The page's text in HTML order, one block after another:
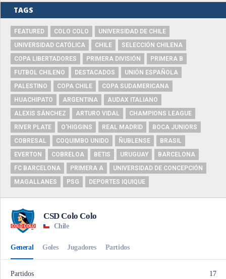
TAGS
FEATURED COLO COLO
UNIVERSIDAD DE CHILE
UNIVERSIDAD CATÓLICA
CHILE
SELECCIÓN CHILENA
COPA LIBERTADORES
PRIMERA DIVISIÓN
PRIMERA B
FUTBOL CHILENO
DESTACADOS
UNIÓN ESPAÑOLA
PALESTINO
COPA CHILE
COPA SUDAMERICANA
HUACHIPATO
ARGENTINA
AUDAX ITALIANO
ALEXIS SÁNCHEZ
ARTURO VIDAL
CHAMPIONS LEAGUE
RIVER PLATE
O'HIGGINS REAL MADRID
BOCA JUNIORS
COBRESAL
COQUIMBO UNIDO ÑUBLENSE
BRASIL
EVERTON
COBRELOA BETIS URUGUAY
BARCELONA
FC BARCELONA
PRIMERA A
UNIVERSIDAD DE CONCEPCIÓN
MAGALLANES
PSG DEPORTES IQUIQUE